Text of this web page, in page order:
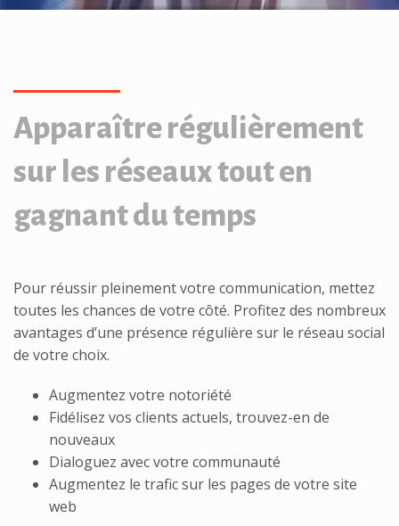
Apparaître régulièrement
sur les réseaux tout en
gagnant du temps
Pour réussir pleinement votre communication, mettez
toutes les chances de votre côté. Profitez des nombreux
avantages d’une présence régulière sur le réseau social
de votre choix.
Augmentez votre notoriété
Fidélisez vos clients actuels, trouvez-en de
nouveaux
Dialoguez avec votre communauté
Augmentez le trafic sur les pages de votre site
web